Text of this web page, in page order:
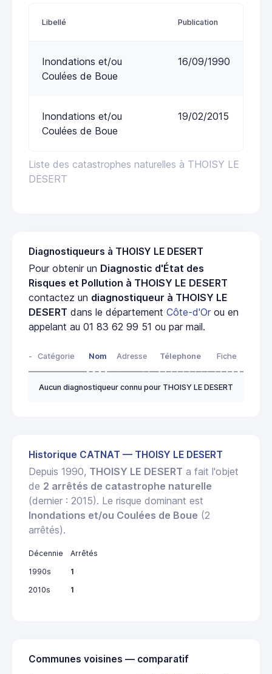
Liste des catastrophes naturelles à THOISY LE
DESERT
Libellé Publication
Inondations et/ou
Coulées de Boue
16/09/1990
Inondations et/ou
Coulées de Boue
19/02/2015
Diagnostiqueurs à THOISY LE DESERT
Pour obtenir un Diagnostic d'État des
Risques et Pollution à THOISY LE DESERT
contactez un diagnostiqueur à THOISY LE
DESERT dans le département Côte-d'Or ou en
appelant au 01 83 62 99 51 ou par mail.
- Catégorie Nom Adresse Télephone Fiche
Aucun diagnostiqueur connu pour THOISY LE DESERT
Historique CATNAT — THOISY LE DESERT
Depuis 1990, THOISY LE DESERT a fait l'objet
de 2 arrêtés de catastrophe naturelle
(dernier : 2015). Le risque dominant est
Inondations et/ou Coulées de Boue (2
arrêtés).
Décennie
Arrêtés
1990s
1
2010s
1
Communes voisines — comparatif